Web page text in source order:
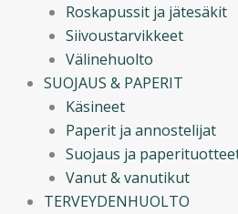
Roskapussit ja jätesäkit
Siivoustarvikkeet
Välinehuolto
SUOJAUS & PAPERIT
Käsineet
Paperit ja annostelijat
Suojaus ja
Vanut & vanutikut
TERVEYDENHUOLTO